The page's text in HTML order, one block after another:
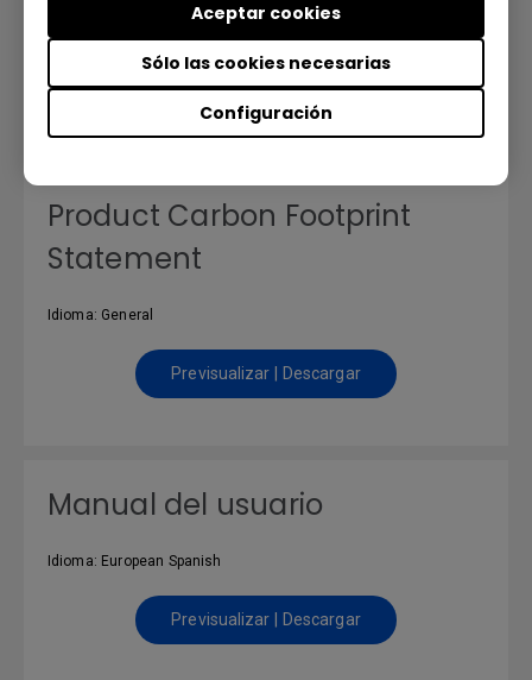
Configuración
Sólo las cookies necesarias
Aceptar cookies
Previsualizar | Descargar
MANUAL DE USUARIO
Product Carbon Footprint
Statement
Idioma: General
Previsualizar | Descargar
Manual del usuario
Idioma: European Spanish
Previsualizar | Descargar